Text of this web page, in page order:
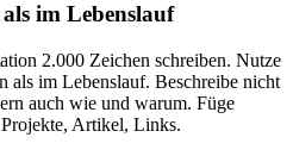
im Lebenslauf
2.000 Zeichen schreiben. Nutze
als im Lebenslauf. Beschreibe nicht
auch wie und warum. Füge
Artikel, Links.